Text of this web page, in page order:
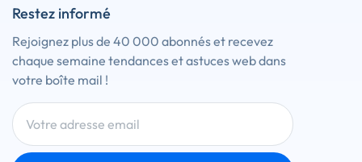
Restez informé
Rejoignez plus de 40 000 abonnés et recevez
chaque semaine tendances et astuces web dans
votre boîte mail !